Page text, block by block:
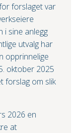
forslaget var
i sine anlegg
utvalg har
opprinnelige
oktober 2025
forslag om slik
2026 en
at